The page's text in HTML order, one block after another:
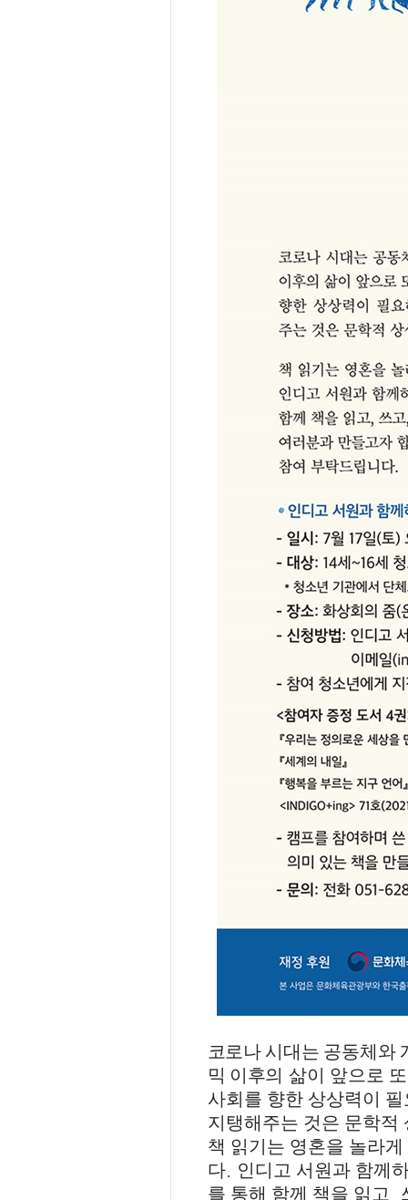
코로나 시대는 공동체와
믹 이후의 삶이 앞으로
사회를 향한 상상력이
지탱해주는 것은 문학적
책 읽기는 영혼을 놀라게
다. 인디고 서원과 함께
를 통해 함께 책을 읽고